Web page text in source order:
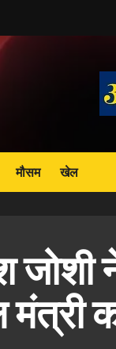
मौसम खेल
जोशी